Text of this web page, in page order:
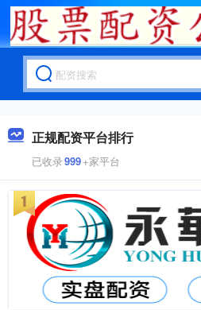
正规配资平台排行
已收录999+家平台